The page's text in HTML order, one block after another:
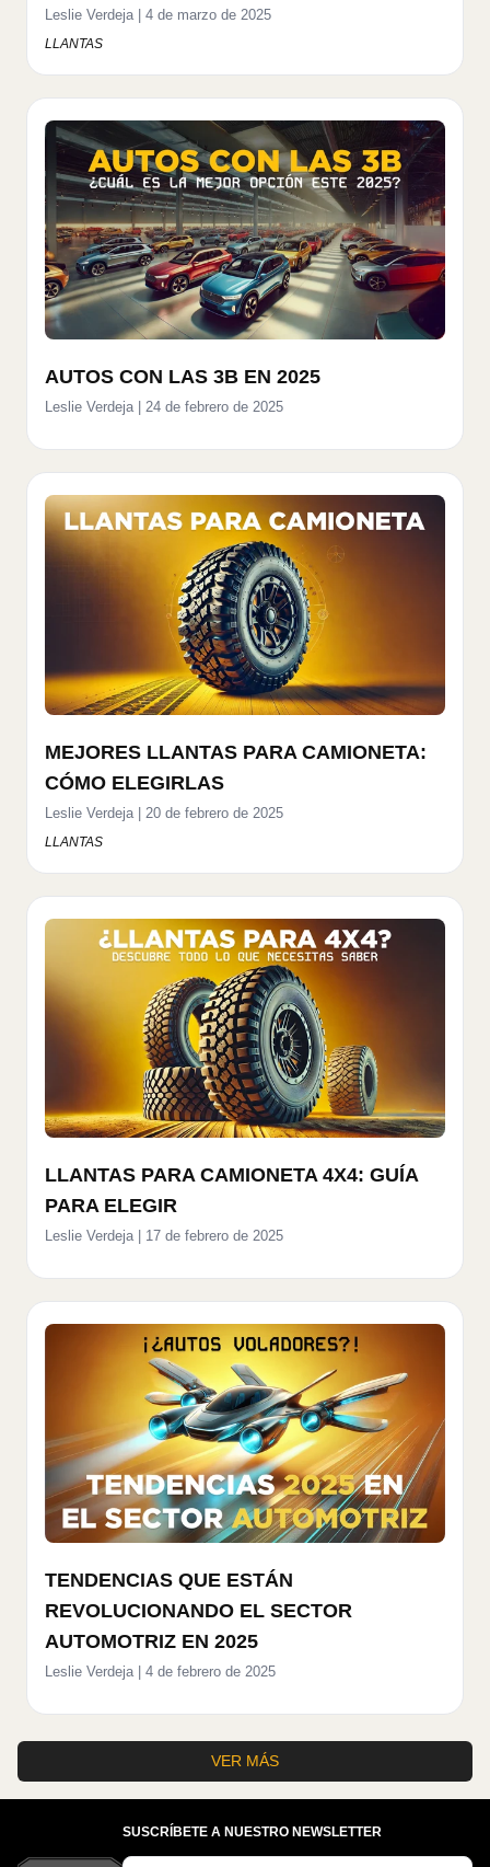
Leslie Verdeja 4 de marzo de 2025
LLANTAS
AUTOS CON LAS 3B EN 2025
Leslie Verdeja 24 de febrero de 2025
MEJORES LLANTAS PARA CAMIONETA:
CÓMO ELEGIRLAS
Leslie Verdeja | 20 de febrero de 2025
LLANTAS
LLANTAS PARA CAMIONETA 4X4: GUÍA
PARA ELEGIR
Leslie Verdeja| 17 de febrero de 2025
TENDENCIAS QUE ESTÁN
REVOLUCIONANDO EL SECTOR
AUTOMOTRIZ EN 2025
Leslie Verdeja 4 de febrero de 2025
VER MÁS
SUSCRÍBETE A NUESTRO NEWSLETTER